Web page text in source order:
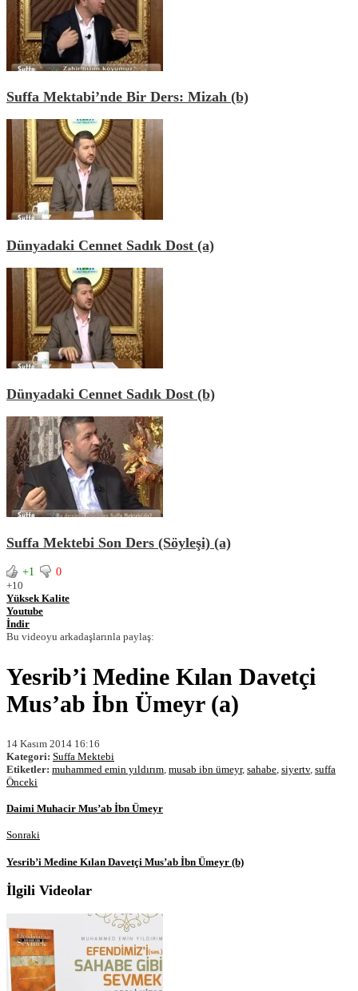
Suffa Mektabi’nde Bir Ders: Mizah (b)
Dünyadaki Cennet Sadık Dost (a)
Dünyadaki Cennet Sadık Dost (b)
Suffa Mektebi Son Ders (Söyleşi) (a)
+1
0
+10
Yüksek Kalite
Youtube
İndir
Bu videoyu arkadaşlarınla paylaş:
Yesrib’i Medine Kılan Davetçi
Mus’ab İbn Ümeyr (a)
14 Kasım 2014 16:16
Kategori: Suffa Mektebi
Etiketler: muhammed emin yıldırım musab ibn ümeyr, sahabe siyertv, suffa
Önceki
Daimi Muhacir Mus’ab İbn Ümeyr
Sonraki
Yesrib’i Medine Kılan Davetçi Mus’ab İbn Ümeyr (b)
İlgili Videolar